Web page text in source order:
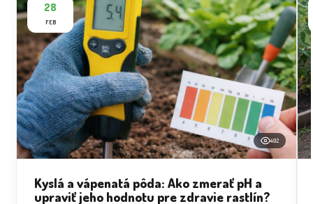
28
FEB
492
Kyslá a vápenatá pôda: Ako zmerať pH a
upraviť jeho hodnotu pre zdravie rastlín?